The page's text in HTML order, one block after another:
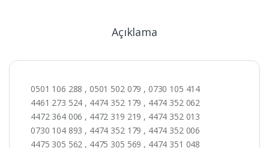
Açıklama
0501 106 288 , 0501 502 079 , 0730 105 414
4461 273 524 , 4474 352 179 , 4474 352 062
4472 364 006 , 4472 319 219 , 4474 352 013
0730 104 893 , 4474 352 179 , 4474 352 006
4475 305 562 , 4475 305 569 , 4474 351 048